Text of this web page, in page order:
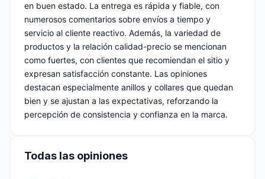
en buen estado. La entrega es rápida y fiable, con
numerosos comentarios sobre envíos a tiempo y
servicio al cliente reactivo. Además, la variedad de
productos y la relación calidad-precio se mencionan
como fuertes, con clientes que recomiendan el sitio y
expresan satisfacción constante. Las opiniones
destacan especialmente anillos y collares que quedan
bien y se ajustan a las expectativas, reforzando la
percepción de consistencia y confianza en la marca.
Todas las opiniones